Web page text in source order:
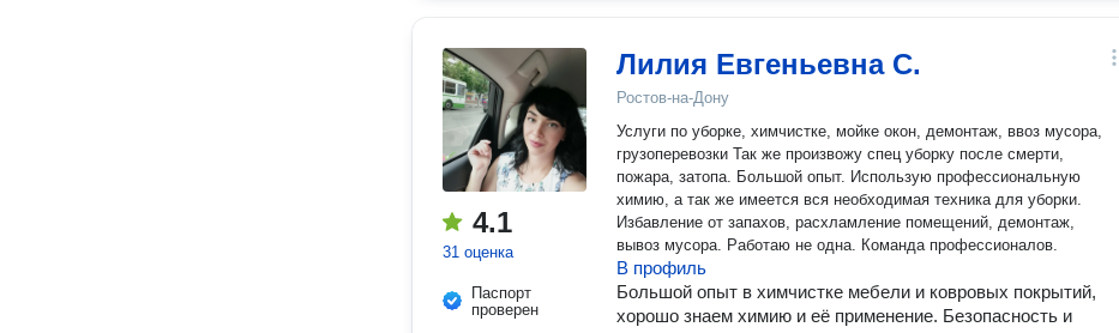
4.1
31 оценка
Паспорт
проверен
Лилия Евгеньевна С.
Ростов-на-Дону
Услуги по уборке, химчистке, мойке окон, демонтаж, ввоз мусора,
грузоперевозки Так же произвожу спец уборку после смерти,
пожара, затопа. Большой опыт. Использую профессиональную
химию, а так же имеется вся необходимая техника для уборки.
Избавление от запахов, расхламление помещений, демонтаж,
вывоз мусора. Работаю не одна. Команда профессионалов.
В профиль
Большой опыт в химчистке мебели и ковровых покрытий,
хорошо знаем химию и её применение. Безопасность и